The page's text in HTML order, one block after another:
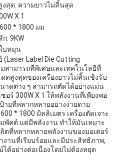
งสุด: ความยาวไม่สิ้นสุด
X 1
* 1800 มม
: 9KW
บหมุน
(Laser Label Die Cutting
สามารถที่พิเศษและเทคโนโลยีที่
ดสูงสุดของเครื่องยาวไม่สิ้นเชิงรับ
ดต่าง ๆ สามารถตัดได้อย่างแม่น
อร์ 300W X 1 ให้พลังงานที่เพียงพอ
ยที่หลากหลายอย่างง่ายดาย
* 1800 มิลลิเมตร เครื่องตัดเจาะ
พัคต์ แต่มีพลังงาน ทําให้มันเหมาะ
ตที่หลากหลายพลังงานของมอเตอร์
งานที่เรียบร้อยและมีประสิทธิภาพ,
อย่างต่อเนื่องโดยไม่ต้องหยุด